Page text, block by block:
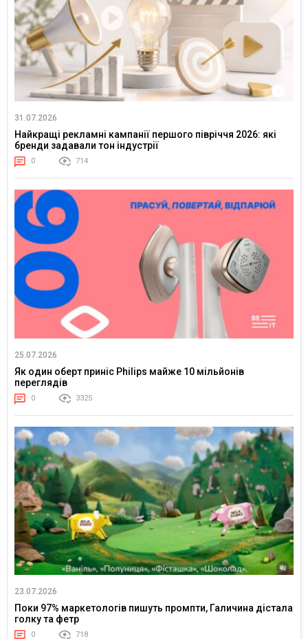
31.07.2026
Найкращі рекламні кампанії першого півріччя 2026: які
бренди задавали тон індустрії
0 714
25.07.2026
Як один оберт приніс Philips майже 10 мільйонів
переглядів
0 3325
23.07.2026
Поки 97% маркетологів пишуть промпти, Галичина дістала
голку та фетр
0 718